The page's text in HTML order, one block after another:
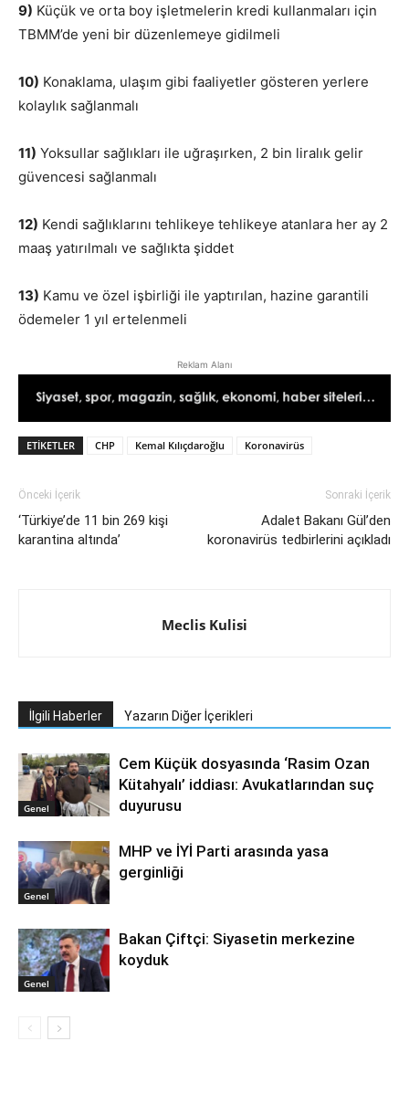
9) Küçük ve orta boy işletmelerin kredi kullanmaları için
TBMM’de yeni bir düzenlemeye gidilmeli
10) Konaklama, ulaşım gibi faaliyetler gösteren yerlere
kolaylık sağlanmalı
11) Yoksullar sağlıkları ile uğraşırken, 2 bin liralık gelir
güvencesi sağlanmalı
12) Kendi sağlıklarını tehlikeye tehlikeye atanlara her ay 2
maaş yatırılmalı ve sağlıkta şiddet
13) Kamu ve özel işbirliği ile yaptırılan, hazine garantili
ödemeler 1 yıl ertelenmeli
Reklam Alanı
ETIKETLER CHP Kemal Kılıçdaroğlu Koronavirüs
Önceki İçerik
‘Türkiye’de 11 bin 269 kişi
karantina altında’
Sonraki İçerik
Adalet Bakanı Gül’den
koronavirüs tedbirlerini açıkladı
Meclis Kulisi
İlgili Haberler Yazarın Diğer İçerikleri
Genel
Cem Küçük dosyasında ‘Rasim Ozan
Kütahyalı’ iddiası: Avukatlarından suç
duyurusu
Genel
MHP ve İYİ Parti arasında yasa
gerginliği
Genel
Bakan Çiftçi: Siyasetin merkezine
koyduk